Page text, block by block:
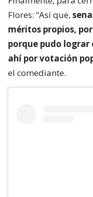
Flores: “Así que,
méritos propios,
porque pudo lograr
ahí por votación
el comediante.